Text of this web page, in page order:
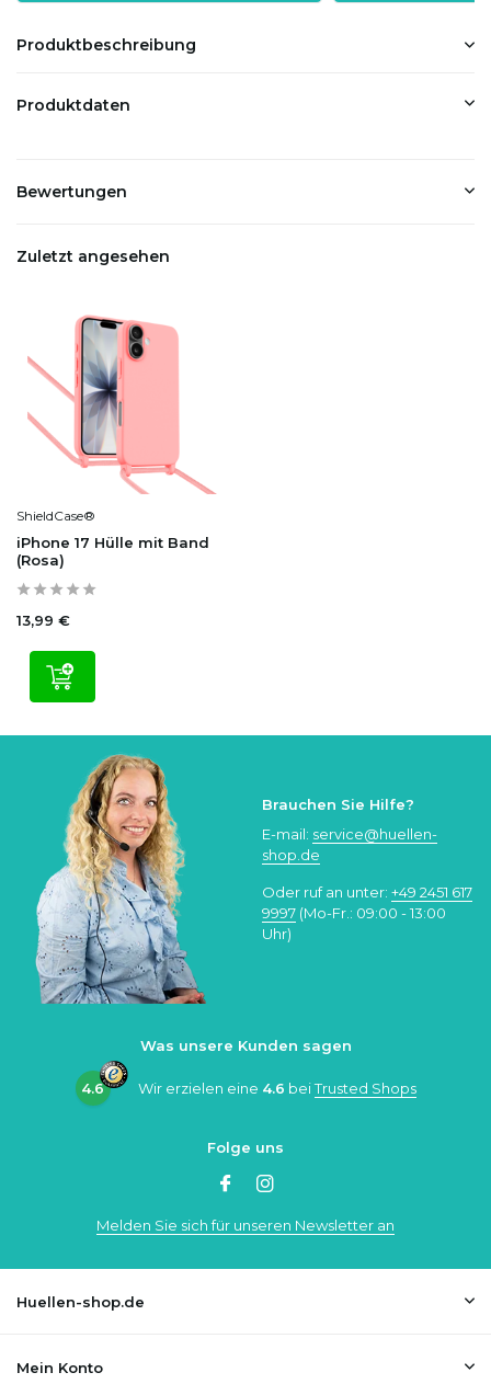
Produktbeschreibung
Produktdaten
Bewertungen
Zuletzt angesehen
ShieldCase®
iPhone 17 Hülle mit Band
(Rosa)
13,99 €
Brauchen Sie Hilfe?
E-mail: service@huellen-
shop.de
Oder ruf an unter: +49 2451 617
9997 (Mo-Fr.: 09:00 - 13:00
Uhr)
Was unsere Kunden sagen
4.6 Wir erzielen eine 4.6 beiTrusted Shops
Folge uns
Melden Sie sich für unseren Newsletter an
Huellen-shop.de
Mein Konto